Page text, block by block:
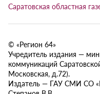
Саратовская областная
© «Регион 64»
Учредитель издания —
коммуникаций
Московская, д.72).
Издатель — ГАУ СМИ СО